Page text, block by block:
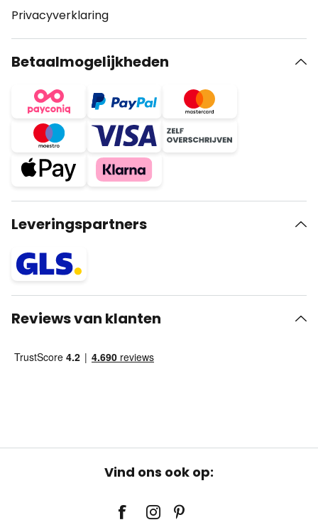
Privacyverklaring
Betaalmogelijkheden
Leveringspartners
Reviews van klanten
Vind ons ook op: